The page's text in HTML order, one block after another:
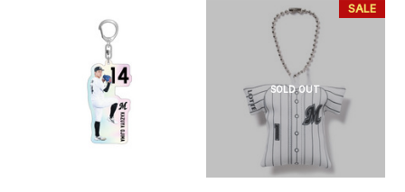
SOLD OUT
SALE